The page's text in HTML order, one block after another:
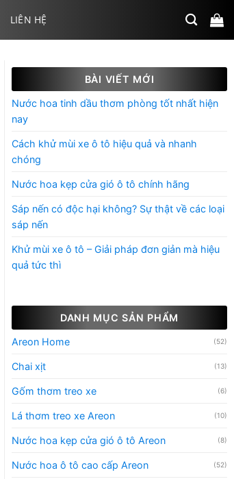
LIÊN HỆ
BÀI VIẾT MỚI
Nước hoa tinh dầu thơm phòng tốt nhất hiện
nay
Cách khử mùi xe ô tô hiệu quả và nhanh
chóng
Nước hoa kẹp cửa gió ô tô chính hãng
Sáp nến có độc hại không? Sự thật về các loại
sáp nến
Khử mùi xe ô tô – Giải pháp đơn giản mà hiệu
quả tức thì
DANH MỤC SẢN PHẨM
Areon Home (52)
Chai xịt (13)
Gốm thơm treo xe (6)
Lá thơm treo xe Areon (10)
Nước hoa kẹp cửa gió ô tô Areon (8)
Nước hoa ô tô cao cấp Areon (52)